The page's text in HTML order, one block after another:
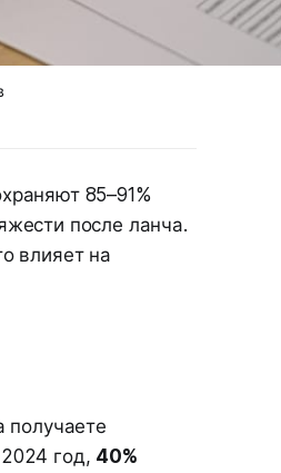
85–91%
после ланча.
влияет на
получаете
год, 40%